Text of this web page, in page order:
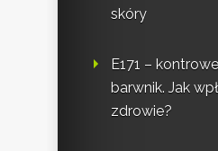
skóry
E171 –
barwnik. Jak
zdrowie?